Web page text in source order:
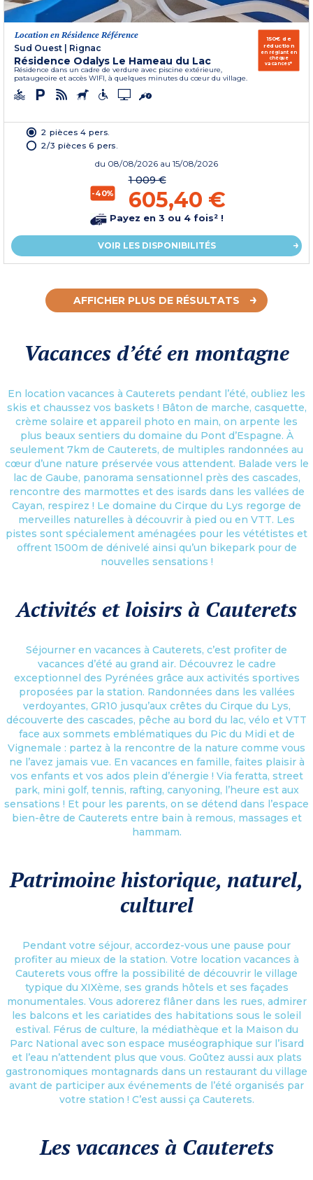
Location en Résidence Référence
Sud Ouest | Rignac
Résidence Odalys Le Hameau du Lac
Résidence dans un cadre de verdure avec piscine extérieure,
pataugeoire et accès WIFI, à quelques minutes du cœur du village.
150€ de
réduction
en réglant en
chèque
vacances*
2 pièces 4 pers.
2/3 pièces 6 pers.
du 08/08/2026 au 15/08/2026
-40%
1 009 €
605,40 €
Payez en 3 ou 4 fois² !
VOIR LES DISPONIBILITÉS
AFFICHER PLUS DE RÉSULTATS
Vacances d’été en montagne
En location vacances à Cauterets pendant l’été, oubliez les
skis et chaussez vos baskets ! Bâton de marche, casquette,
crème solaire et appareil photo en main, on arpente les
plus beaux sentiers du domaine du Pont d’Espagne. À
seulement 7km de Cauterets, de multiples randonnées au
cœur d’une nature préservée vous attendent. Balade vers le
lac de Gaube, panorama sensationnel près des cascades,
rencontre des marmottes et des isards dans les vallées de
Cayan, respirez ! Le domaine du Cirque du Lys regorge de
merveilles naturelles à découvrir à pied ou en VTT. Les
pistes sont spécialement aménagées pour les vététistes et
offrent 1500m de dénivelé ainsi qu’un bikepark pour de
nouvelles sensations !
Activités et loisirs à Cauterets
Séjourner en vacances à Cauterets, c’est profiter de
vacances d’été au grand air. Découvrez le cadre
exceptionnel des Pyrénées grâce aux activités sportives
proposées par la station. Randonnées dans les vallées
verdoyantes, GR10 jusqu’aux crêtes du Cirque du Lys,
découverte des cascades, pêche au bord du lac, vélo et VTT
face aux sommets emblématiques du Pic du Midi et de
Vignemale : partez à la rencontre de la nature comme vous
ne l’avez jamais vue. En vacances en famille, faites plaisir à
vos enfants et vos ados plein d’énergie ! Via feratta, street
park, mini golf, tennis, rafting, canyoning, l’heure est aux
sensations ! Et pour les parents, on se détend dans l’espace
bien-être de Cauterets entre bain à remous, massages et
hammam.
Patrimoine historique, naturel,
culturel
Pendant votre séjour, accordez-vous une pause pour
profiter au mieux de la station. Votre location vacances à
Cauterets vous offre la possibilité de découvrir le village
typique du XIXème, ses grands hôtels et ses façades
monumentales. Vous adorerez flâner dans les rues, admirer
les balcons et les cariatides des habitations sous le soleil
estival. Férus de culture, la médiathèque et la Maison du
Parc National avec son espace muséographique sur l’isard
et l’eau n’attendent plus que vous. Goûtez aussi aux plats
gastronomiques montagnards dans un restaurant du village
avant de participer aux événements de l’été organisés par
votre station ! C’est aussi ça Cauterets.
Les vacances à Cauterets